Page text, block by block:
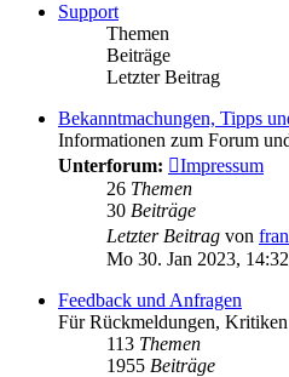
Support
Themen
Beiträge
Letzter Beitrag
Bekanntmachungen, Tipps
Informationen zum Forum
Unterforum:
Impressum
26 Themen
30 Beiträge
Letzter Beitrag von
Mo 30. Jan 2023, 14:32
Feedback und Anfragen
Für Rückmeldungen, Kritiken
113 Themen
1955 Beiträge